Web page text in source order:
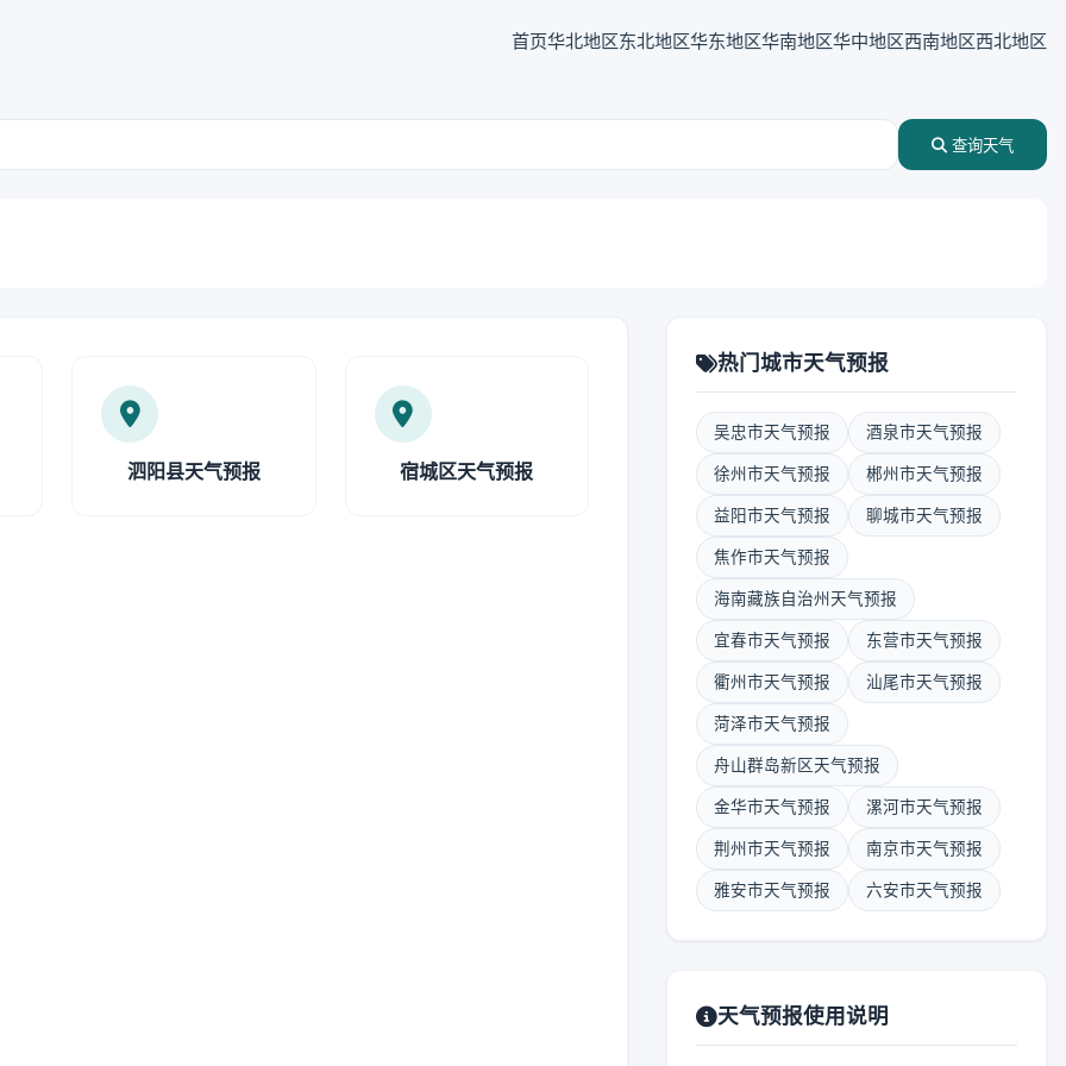
首页华北地区东北地区华东地区华南地区华中地区西南地区西北地区
查询天气
泗阳县天气预报 宿城区天气预报
热门城市天气预报
吴忠市天气预报 酒泉市天气预报
徐州市天气预报 郴州市天气预报
益阳市天气预报 聊城市天气预报
焦作市天气预报
海南藏族自治州天气预报
宜春市天气预报 东营市天气预报
衢州市天气预报 汕尾市天气预报
菏泽市天气预报
舟山群岛新区天气预报
金华市天气预报 漯河市天气预报
荆州市天气预报 南京市天气预报
雅安市天气预报 六安市天气预报
天气预报使用说明